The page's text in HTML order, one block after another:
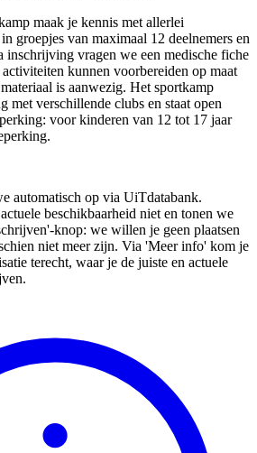
maak je kennis met allerlei
groepjes van maximaal 12 deelnemers en
inschrijving vragen we een medische fiche
kunnen voorbereiden op maat
is aanwezig. Het sportkamp
met verschillende clubs en staat open
voor kinderen van 12 tot 17 jaar
automatisch op via UiTdatabank.
beschikbaarheid niet en tonen we
knop: we willen je geen plaatsen
niet meer zijn. Via 'Meer info' kom je
terecht, waar je de juiste en actuele